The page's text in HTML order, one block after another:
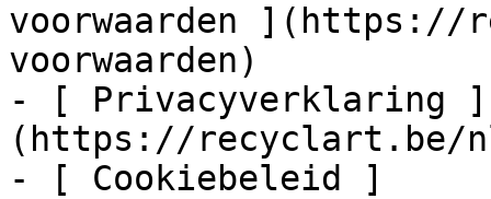
voorwaarden ](https://
voorwaarden)
- [ Privacyverklaring ]
(https://recyclart.be/
- [ Cookiebeleid ]